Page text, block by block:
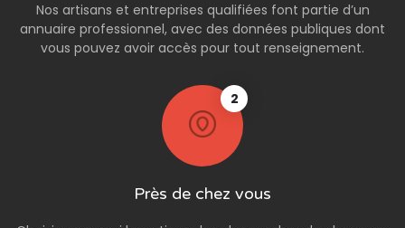
Nos artisans et entreprises qualifiées font partie d’un
annuaire professionnel, avec des données publiques dont
vous pouvez avoir accès pour tout renseignement.
2
Près de chez vous